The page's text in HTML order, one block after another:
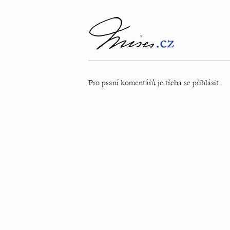
Pro psaní komentářů je třeba se přihlásit.